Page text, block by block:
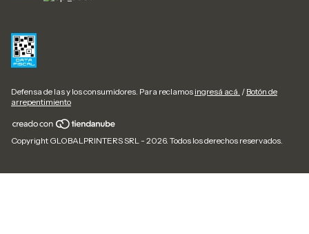
Defensa de las y los consumidores. Para reclamos ingresá acá. / Botón de
arrepentimiento
Copyright GLOBALPRINTERS SRL - 2026. Todos los derechos reservados.